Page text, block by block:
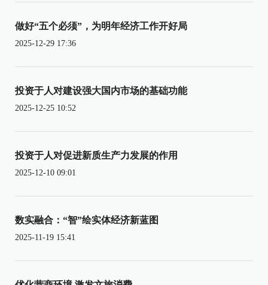
做好“五个必须”，为明年经济工作开好局
2025-12-29 17:36
投资于人对建设强大国内市场的基础功能
2025-12-25 10:52
投资于人对促进新质生产力发展的作用
2025-12-10 09:01
数实融合：“智”绘实体经济新蓝图
2025-11-19 15:41